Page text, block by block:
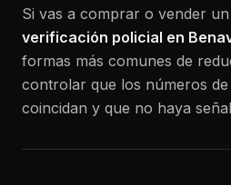
Si vas a comprar o vender
verificación policial en
formas más comunes de
controlar que los números de
coincidan y que no haya